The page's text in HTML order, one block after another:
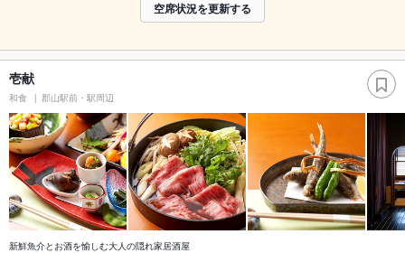
空席状況を更新する
壱献
和食 郡山駅前・駅周辺
新鮮魚介とお酒を愉しむ大人の隠れ家居酒屋